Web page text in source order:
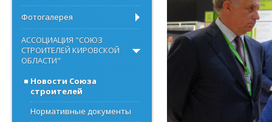
Фотогалерея
АССОЦИАЦИЯ "СОЮЗ
СТРОИТЕЛЕЙ КИРОВСКОЙ
ОБЛАСТИ"
Новости Союза
строителей
Нормативные документы